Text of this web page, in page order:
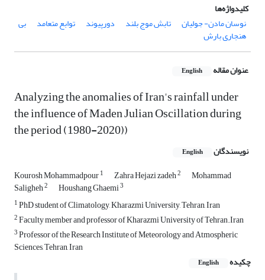
کلیدواژه‌ها
نوسان مادن- جولیان
تابش موج بلند دورپیوند توابع متعامد بی
هنجاری بارش
عنوان مقاله English
Analyzing the anomalies of Iran's rainfall under
the influence of Maden Julian Oscillation during
the period (1980-2020))
نویسندگان English
Kourosh Mohammadpour1 Zahra Hejazi zadeh2 Mohammad
Saligheh2 Houshang Ghaemi3
1PhD student of Climatology, Kharazmi University, Tehran, Iran
2Faculty member and professor of Kharazmi University of Tehran.Iran
3Professor of the Research Institute of Meteorology and Atmospheric
Sciences, Tehran, Iran
چکیده
English